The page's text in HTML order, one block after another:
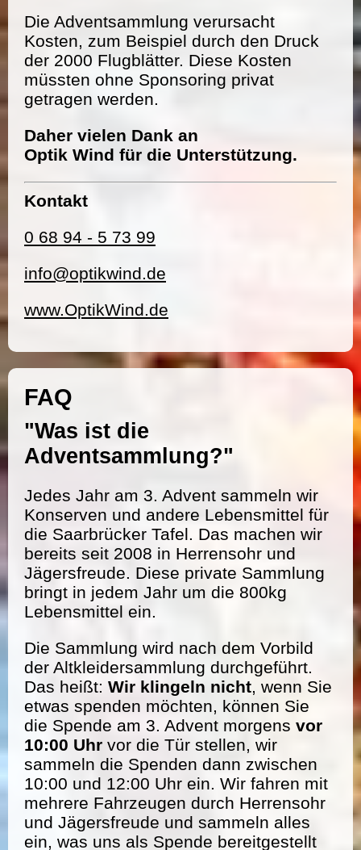
Die Adventsammlung verursacht
Kosten, zum Beispiel durch den Druck
der 2000 Flugblätter. Diese Kosten
müssten ohne Sponsoring privat
getragen werden.
Daher vielen Dank an
Optik Wind für die Unterstützung.
Kontakt
0 68 94 - 5 73 99
info@optikwind.de
www.OptikWind.de
FAQ
"Was ist die
Adventsammlung?"
Jedes Jahr am 3. Advent sammeln wir
Konserven und andere Lebensmittel für
die Saarbrücker Tafel. Das machen wir
bereits seit 2008 in Herrensohr und
Jägersfreude. Diese private Sammlung
bringt in jedem Jahr um die 800kg
Lebensmittel ein.
Die Sammlung wird nach dem Vorbild
der Altkleidersammlung durchgeführt.
Das heißt: Wir klingeln nicht, wenn Sie
etwas spenden möchten, können Sie
die Spende am 3. Advent morgens vor
10:00 Uhr vor die Tür stellen, wir
sammeln die Spenden dann zwischen
10:00 und 12:00 Uhr ein. Wir fahren mit
mehrere Fahrzeugen durch Herrensohr
und Jägersfreude und sammeln alles
ein, was uns als Spende bereitgestellt